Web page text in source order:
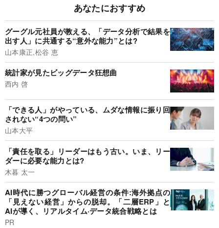
あなたにおすすめ
グーグル元社員が教える、「データ分析で結果を
出す人」に共通する“意外な能力”とは?
山本康正,松谷 恵
統計家が見たビッグデータ狂想曲
西内 啓
「できる人」がやっている、ムダな情報に振り回
されない“4つの問い”
山本大平
「責任を取る」リーダーはもう古い。いま、リー
ダーに必要な能力とは?
木暮 太一
AI時代に勝つグローバル経営の条件:海外拠点の
「見えない経営」からの脱却。「二層ERP」と
AIが導く、リアルタイム·データ統合戦略とは
PR